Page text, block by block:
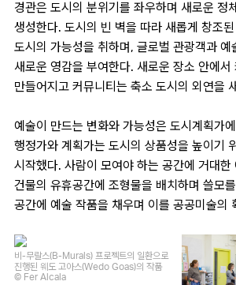
경관은 도시의 분위기를 좌우하며 새로운 정
생성한다. 도시의 빈 벽을 따라 새롭게 창조
도시의 가능성을 취하며, 글로벌 관광객과 예
새로운 영감을 부여한다. 새로운 장소 안에서
만들어지고 커뮤니티는 축소 도시의 외연을
예술이 만드는 변화와 가능성은 도시계획가
행정가와 계획가는 도시의 상품성을 높이기
시작했다. 사람이 모여야 하는 공간에 거대한
건물의 유휴공간에 조형물을 배치하며 쓸모
공간에 예술 작품을 채우며 이를 공공미술의
비-무랄스(B-Murals) 프로젝트의 일환으로
진행된 웨도 고아스(Wedo Goas)의 작품
© Fer Alcala